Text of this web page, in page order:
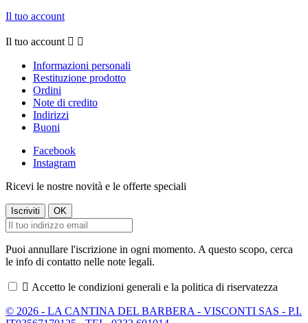
Il tuo account
Il tuo account  
Informazioni personali
Restituzione prodotto
Ordini
Note di credito
Indirizzi
Buoni
Facebook
Instagram
Ricevi le nostre novità e le offerte speciali
Puoi annullare l'iscrizione in ogni momento. A questo scopo, cerca
le info di contatto nelle note legali.
 Accetto le condizioni generali e la politica di riservatezza
© 2026 - LA CANTINA DEL BARBERA - VISCONTI SAS - P.I.